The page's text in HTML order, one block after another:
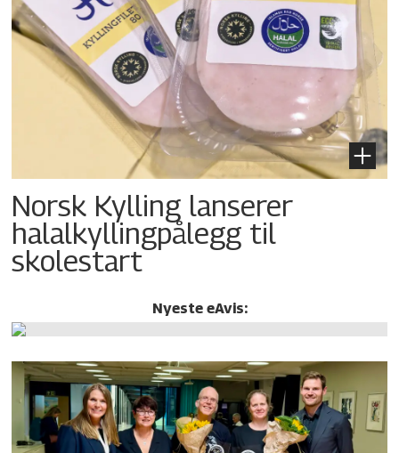
Norsk Kylling lanserer
halalkylling­pålegg til
skolestart
Nyeste eAvis: